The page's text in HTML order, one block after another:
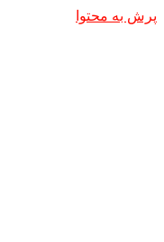
پرش به محتوا